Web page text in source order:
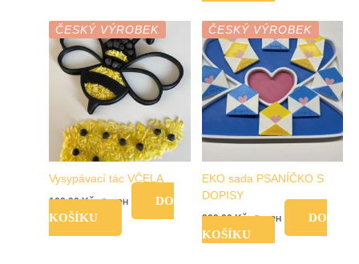
ČESKÝ VÝROBEK
Vysypávací tác VČELA
169,00Kč vč. DPH
DO
KOŠÍKU
ČESKÝ VÝROBEK
EKO sada PSANÍČKO S
DOPISY
299,00Kč vč. DPH
DO
KOŠÍKU